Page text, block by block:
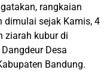
rangkaian
dimulai sejak Kamis, 4
ziarah kubur di
Desa
Bandung.